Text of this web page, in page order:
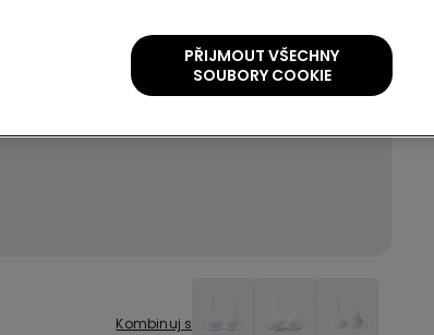
Kombinuj s
PŘIJMOUT VŠECHNY
SOUBORY COOKIE